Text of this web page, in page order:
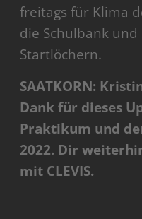
freitags für Klima
die Schulbank
Startlöchern.
SAATKORN:
Dank für dieses
Praktikum und
2022. Dir
mit CLEVIS.